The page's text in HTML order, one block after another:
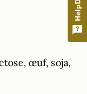
œuf, soja,